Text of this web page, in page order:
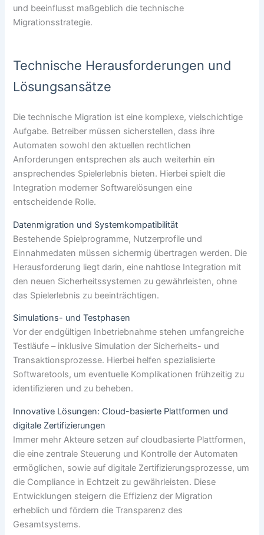
und beeinflusst maßgeblich die technische
Migrationsstrategie.
Technische Herausforderungen und
Lösungsansätze
Die technische Migration ist eine komplexe, vielschichtige
Aufgabe. Betreiber müssen sicherstellen, dass ihre
Automaten sowohl den aktuellen rechtlichen
Anforderungen entsprechen als auch weiterhin ein
ansprechendes Spielerlebnis bieten. Hierbei spielt die
Integration moderner Softwarelösungen eine
entscheidende Rolle.
Datenmigration und Systemkompatibilität
Bestehende Spielprogramme, Nutzerprofile und
Einnahmedaten müssen sichermig übertragen werden. Die
Herausforderung liegt darin, eine nahtlose Integration mit
den neuen Sicherheitssystemen zu gewährleisten, ohne
das Spielerlebnis zu beeinträchtigen.
Simulations- und Testphasen
Vor der endgültigen Inbetriebnahme stehen umfangreiche
Testläufe – inklusive Simulation der Sicherheits- und
Transaktionsprozesse. Hierbei helfen spezialisierte
Softwaretools, um eventuelle Komplikationen frühzeitig zu
identifizieren und zu beheben.
Innovative Lösungen: Cloud-basierte Plattformen und
digitale Zertifizierungen
Immer mehr Akteure setzen auf cloudbasierte Plattformen,
die eine zentrale Steuerung und Kontrolle der Automaten
ermöglichen, sowie auf digitale Zertifizierungsprozesse, um
die Compliance in Echtzeit zu gewährleisten. Diese
Entwicklungen steigern die Effizienz der Migration
erheblich und fördern die Transparenz des
Gesamtsystems.